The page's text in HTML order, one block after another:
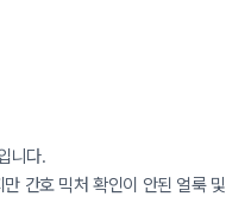
니다.
간호 믹처 확인이 안된 얼룩